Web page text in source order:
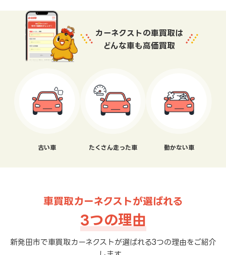
カーネクストの車買取は
どんな車も高価買取
古い車 たくさん走った車 動かない車
車買取カーネクストが選ばれる
3つの理由
新発田市で車買取カーネクストが選ばれる3つの理由をご紹介